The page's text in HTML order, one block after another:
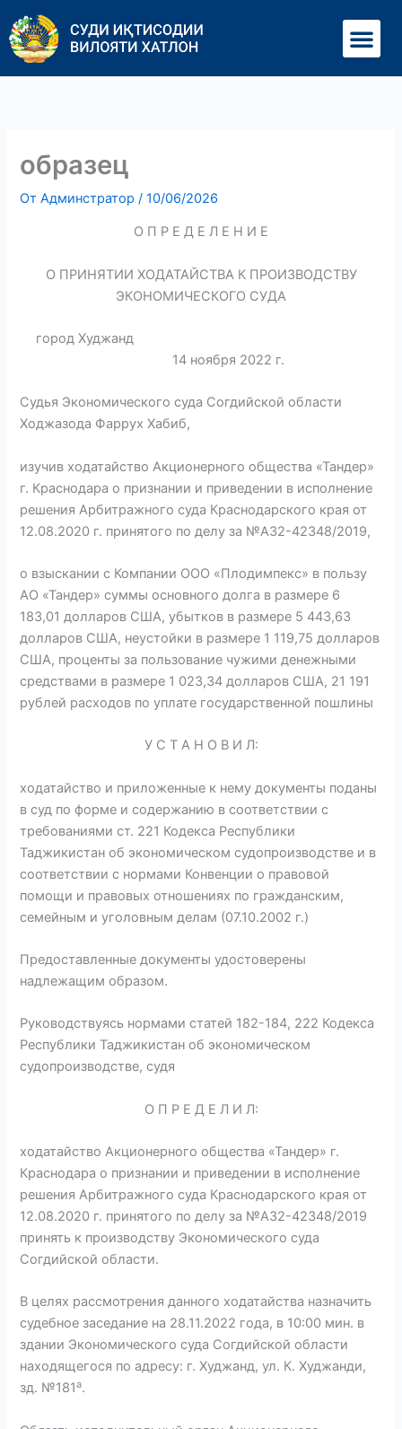
содержимому
образец
ОтАдминстратор/10/06/2026
О П Р Е Д Е Л Е Н И Е
О ПРИНЯТИИ ХОДАТАЙСТВА К ПРОИЗВОДСТВУ
ЭКОНОМИЧЕСКОГО СУДА
город Худжанд
14 ноября 2022 г.
Судья Экономического суда Согдийской области
Ходжазода Фаррух Хабиб,
изучив ходатайство Акционерного общества «Тандер»
г. Краснодара о признании и приведении в исполнение
ре­шения Арбитражного суда Краснодарского края от
12.08.2020 г. принятого по делу за №А32-42348/2019,
о взыскании с Компании ООО «Плодимпекс» в пользу
АО «Тандер» суммы основного долга в размере 6
183,01 долларов США, убытков в размере 5 443,63
долларов США, неустойки в размере 1 119,75 долларов
США, проценты за пользование чужими денежными
средствами в размере 1 023,34 долларов США, 21 191
рублей расходов по уплате государственной пошлины
У С Т А Н О В И Л:
ходатайство и приложенные к нему документы поданы
в суд по форме и содержанию в соответствии с
требованиями ст. 221 Кодекса Респуб­лики
Таджикистан об экономическом судопроизводстве и в
соответствии с нормами Конвенции о правовой
помощи и правовых отношениях по гражданским,
семейным и уголовным делам (07.10.2002 г.)
Предоставленные документы удостоверены
надлежащим образом.
Руководствуясь нормами статей 182-184, 222 Кодекса
Респуб­лики Таджикистан об экономическом
судопроизводстве, судя
О П Р Е Д Е Л И Л:
ходатайство Акционерного общества «Тандер» г.
Краснодара о признании и приведении в исполнение
ре­шения Арбитражного суда Краснодарского края от
12.08.2020 г. принятого по делу за №А32-42348/2019
принять к производству Экономического суда
Согдийской области.
В целях рассмотрения данного ходатайства назначить
судебное заседание на 28.11.2022 года, в 10:00 мин. в
здании Экономического суда Согдийской области
находящегося по адресу: г. Худжанд, ул. К. Худжанди,
зд. №181а.